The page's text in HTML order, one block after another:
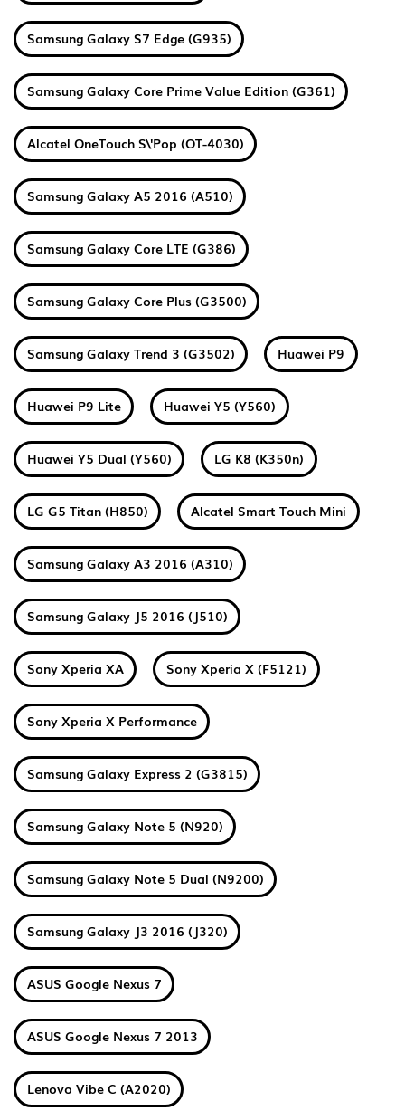
Samsung Galaxy S7 Edge (G935)
Samsung Galaxy Core Prime Value Edition (G361)
Alcatel OneTouch S\'Pop (OT-4030)
Samsung Galaxy A5 2016 (A510)
Samsung Galaxy Core LTE (G386)
Samsung Galaxy Core Plus (G3500)
Samsung Galaxy Trend 3 (G3502) Huawei P9
Huawei P9 Lite Huawei Y5 (Y560)
Huawei Y5 Dual (Y560) LG K8 (K350n)
LG G5 Titan (H850) Alcatel Smart Touch Mini
Samsung Galaxy A3 2016 (A310)
Samsung Galaxy J5 2016 (J510)
Sony Xperia XA Sony Xperia X (F5121)
Sony Xperia X Performance
Samsung Galaxy Express 2 (G3815)
Samsung Galaxy Note 5 (N920)
Samsung Galaxy Note 5 Dual (N9200)
Samsung Galaxy J3 2016 (J320)
ASUS Google Nexus 7
ASUS Google Nexus 7 2013
Lenovo Vibe C (A2020)